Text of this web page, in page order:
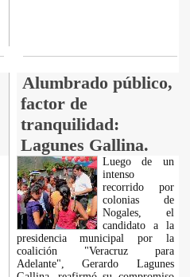
Alumbrado público,
factor de
tranquilidad:
Lagunes Gallina.
Luego de un
intenso
recorrido por
colonias de
Nogales, el
candidato a la
presidencia municipal por la
coalición "Veracruz para
Adelante", Gerardo Lagunes